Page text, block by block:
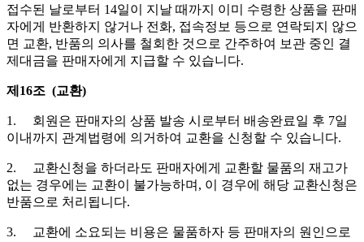
접수된 날로부터 14일이 지날 때까지 이미 수령한 상품을 판매
자에게 반환하지 않거나 전화, 접속정보 등으로 연락되지 않으
면 교환, 반품의 의사를 철회한 것으로 간주하여 보관 중인 결
제대금을 판매자에게 지급할 수 있습니다.
제16조 (교환)
1. 회원은 판매자의 상품 발송 시로부터 배송완료일 후 7일
이내까지 관계법령에 의거하여 교환을 신청할 수 있습니다.
2. 교환신청을 하더라도 판매자에게 교환할 물품의 재고가
없는 경우에는 교환이 불가능하며, 이 경우에 해당 교환신청은
반품으로 처리됩니다.
3. 교환에 소요되는 비용은 물품하자 등 판매자의 원인으로